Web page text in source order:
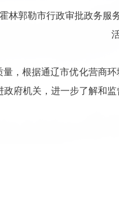
霍林郭勒市行政审批政务服
，根据通辽市优化营商
府机关，进一步了解和监